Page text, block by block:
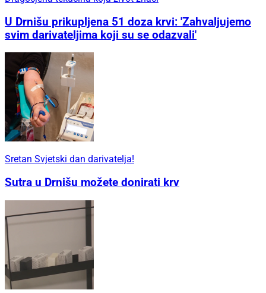
U Drnišu prikupljena 51 doza krvi: 'Zahvaljujemo
svim darivateljima koji su se odazvali'
Sretan Svjetski dan darivatelja!
Sutra u Drnišu možete donirati krv